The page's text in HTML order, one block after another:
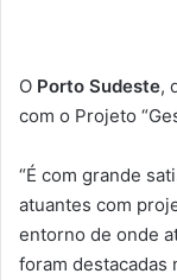
O Porto Sudeste,
com o Projeto
“É com grande
atuantes com
entorno de onde
foram destacadas